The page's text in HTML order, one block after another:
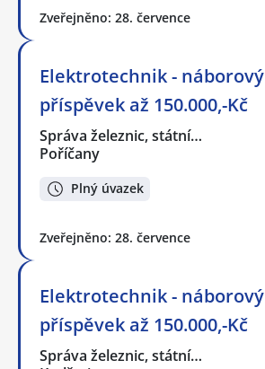
Zveřejněno: 28. července
Elektrotechnik - náborový
příspěvek až 150.000,-Kč
Správa železnic, státní…
Poříčany
Plný úvazek
Zveřejněno: 28. července
Elektrotechnik - náborový
příspěvek až 150.000,-Kč
Správa železnic, státní…